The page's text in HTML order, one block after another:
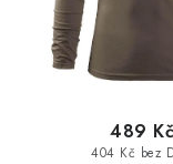
404 Kč bez
489 Kč